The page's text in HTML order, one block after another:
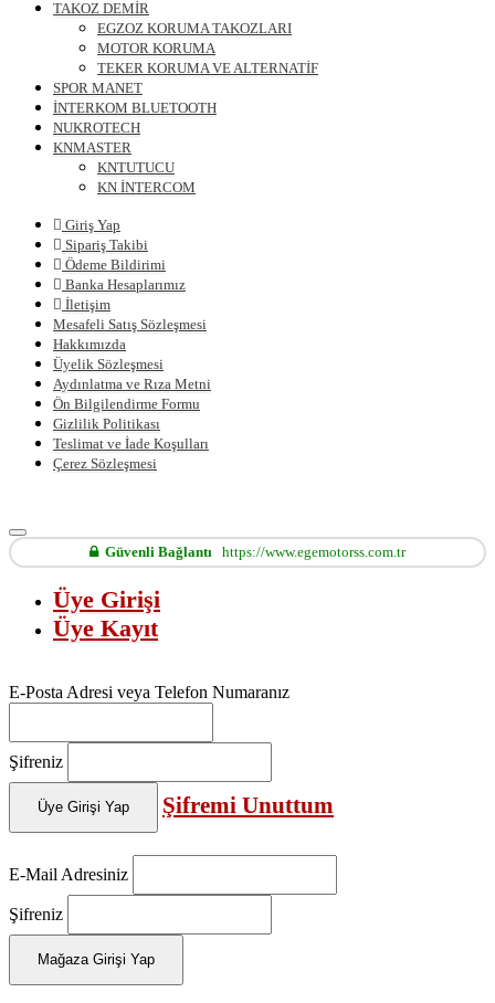
TAKOZ DEMİR
EGZOZ KORUMA TAKOZLARI
MOTOR KORUMA
TEKER KORUMA VE ALTERNATİF
SPOR MANET
İNTERKOM BLUETOOTH
NUKROTECH
KNMASTER
KNTUTUCU
KN İNTERCOM
Giriş Yap
Sipariş Takibi
Ödeme Bildirimi
Banka Hesaplarımız
İletişim
Mesafeli Satış Sözleşmesi
Hakkımızda
Üyelik Sözleşmesi
Aydınlatma ve Rıza Metni
Ön Bilgilendirme Formu
Gizlilik Politikası
Teslimat ve İade Koşulları
Çerez Sözleşmesi
Güvenli Bağlantı https://www.egemotorss.com.tr
Üye Girişi
Üye Kayıt
E-Posta Adresi veya Telefon Numaranız
Şifreniz
Üye Girişi Yap Şifremi Unuttum
E-Mail Adresiniz
Şifreniz
Mağaza Girişi Yap